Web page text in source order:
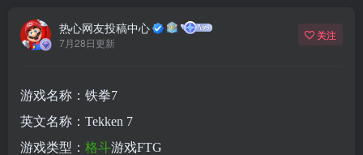
热心网友投稿中心
7月28日更新
关注
游戏名称：铁拳7
英文名称：Tekken 7
游戏类型： 格斗游戏FTG